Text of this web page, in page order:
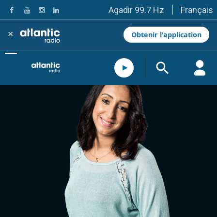
Agadir 99.7 Hz
Tanger 103.3 Hz
Tétouan 87.8 Hz
Fès 98.8 Hz
Meknès 97.2 Hz
El Jadida 97.3
Settat 104,6
Essaouira 96.6
Safi 92.3
Taza 103.0
Taounate 95.6
Tiznit 103.1
SkhourRhamna 92.2
Taroudant 104.9
Guelmim 91.9
Tan-Tan 95.2
Tafraout 104.9
Casablanca 92.5 Hz
Rabat, Salé 106.9 Hz
Marrakech 90.5 Hz
Français
× Obtenir l'application